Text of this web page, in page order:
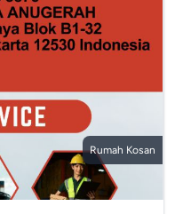
Rumah Kosan